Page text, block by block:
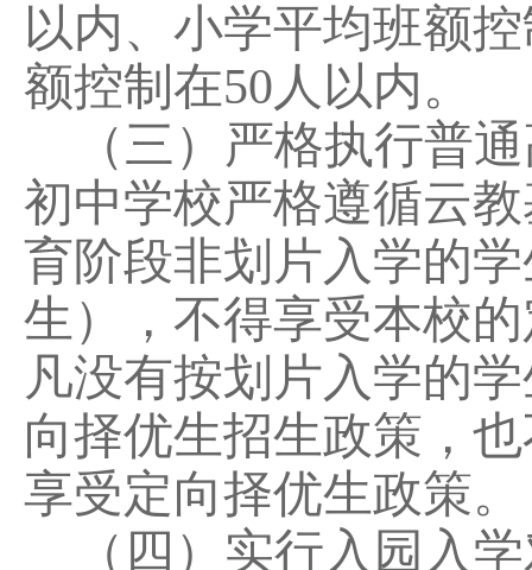
以内、小学平均班额
额控制在50人以内。
（三 ）严格执行普
初中学校严格遵循云
育阶段非划片入学的
生），不得享受本校
凡没有按划片入学的
向择优生招生政策，
享受定向择优生政策。
（四）实行入园入